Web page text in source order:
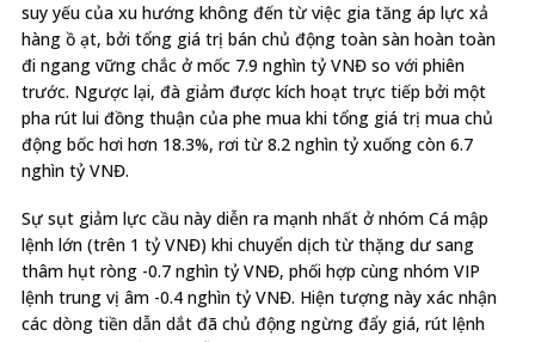
suy yếu của xu hướng không đến từ việc gia tăng áp lực xả
hàng ồ ạt, bởi tổng giá trị bán chủ động toàn sàn hoàn toàn
đi ngang vững chắc ở mốc 7.9 nghìn tỷ VNĐ so với phiên
trước. Ngược lại, đà giảm được kích hoạt trực tiếp bởi một
pha rút lui đồng thuận của phe mua khi tổng giá trị mua chủ
động bốc hơi hơn 18.3%, rơi từ 8.2 nghìn tỷ xuống còn 6.7
nghìn tỷ VNĐ.
Sự sụt giảm lực cầu này diễn ra mạnh nhất ở nhóm Cá mập
lệnh lớn (trên 1 tỷ VNĐ) khi chuyển dịch từ thặng dư sang
thâm hụt ròng -0.7 nghìn tỷ VNĐ, phối hợp cùng nhóm VIP
lệnh trung vị âm -0.4 nghìn tỷ VNĐ. Hiện tượng này xác nhận
các dòng tiền dẫn dắt đã chủ động ngừng đẩy giá, rút lệnh